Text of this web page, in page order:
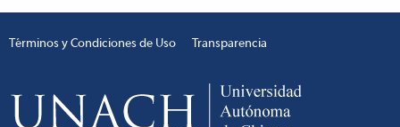
Términos y Condiciones de Uso Transparencia